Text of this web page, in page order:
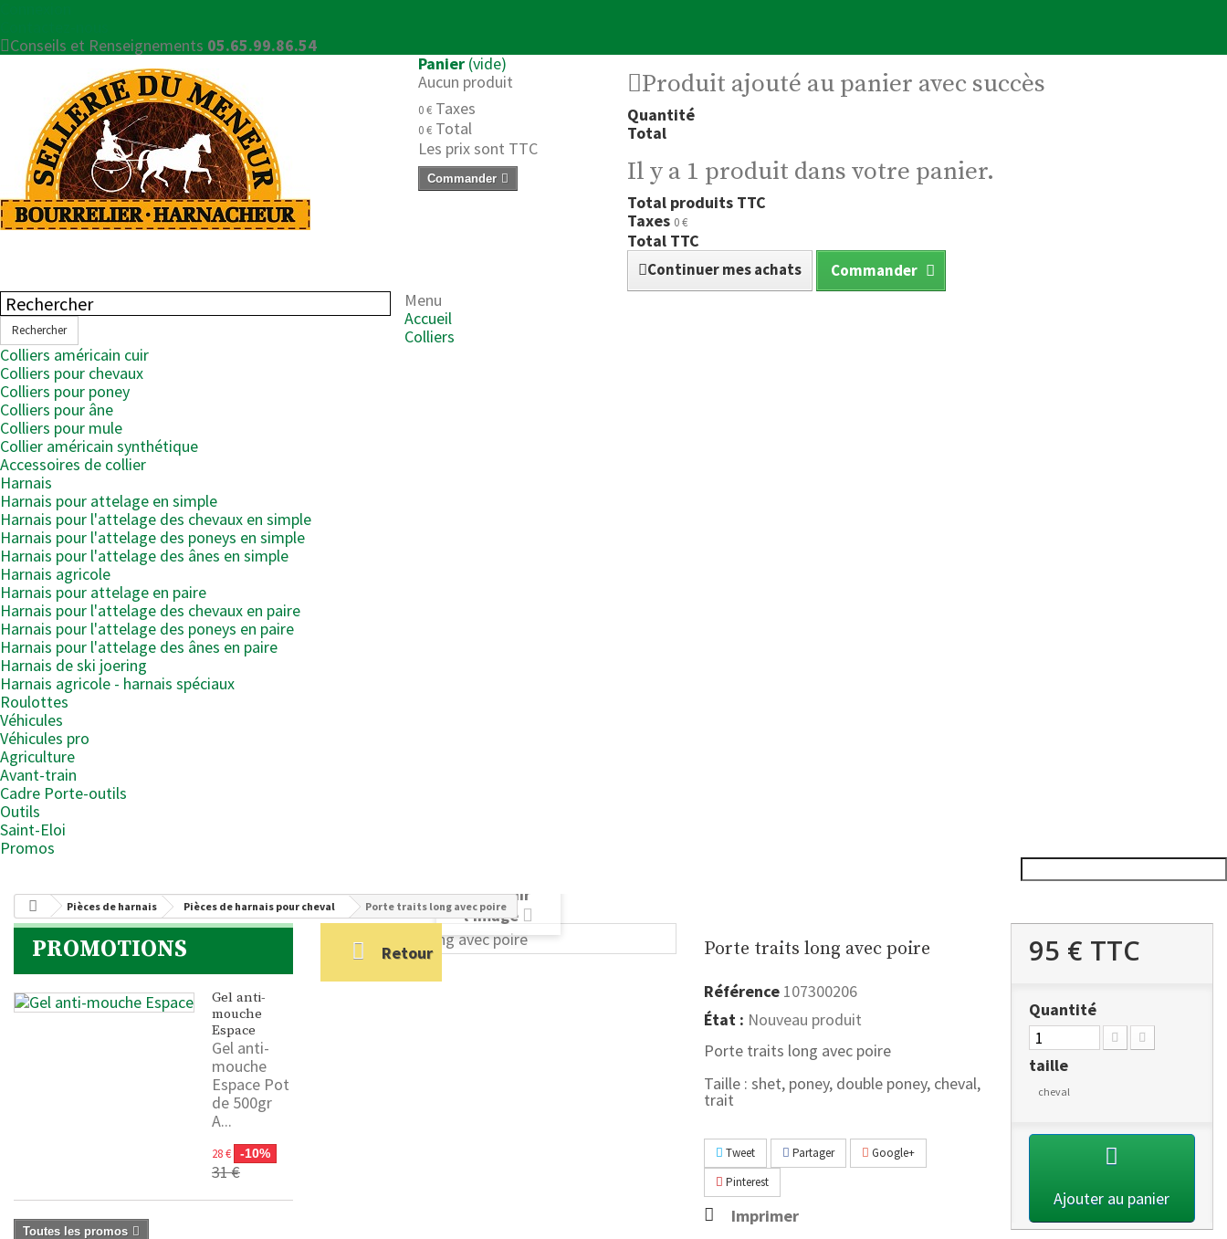
Conseils et Renseignements 05.65.99.86.54
Panier (vide)
Aucun produit
0 € Taxes
0 € Total
Les prix sont TTC
Commander
Produit ajouté au panier avec succès
Quantité
Total
Il y a 1 produit dans votre panier.
Total produits TTC
Taxes 0 €
Total TTC
Continuer mes achats Commander
Rechercher
Menu
Accueil
Colliers
Colliers américain cuir
Colliers pour chevaux
Colliers pour poney
Colliers pour âne
Colliers pour mule
Collier américain synthétique
Accessoires de collier
Harnais
Harnais pour attelage en simple
Harnais pour l'attelage des chevaux en simple
Harnais pour l'attelage des poneys en simple
Harnais pour l'attelage des ânes en simple
Harnais agricole
Harnais pour attelage en paire
Harnais pour l'attelage des chevaux en paire
Harnais pour l'attelage des poneys en paire
Harnais pour l'attelage des ânes en paire
Harnais de ski joering
Harnais agricole - harnais spéciaux
Roulottes
Véhicules
Véhicules pro
Agriculture
Avant-train
Cadre Porte-outils
Outils
Saint-Eloi
Promos
Pièces de harnais Pièces de harnais pour cheval Porte traits long avec poire
PROMOTIONS
Gel anti-
mouche
Espace
Gel anti-
mouche
Espace Pot
de 500gr
A...
28 € -10%
31 €
Toutes les promos
Retour
Agrandir
l'image
Porte traits long avec poire
Référence 107300206
État : Nouveau produit
Porte traits long avec poire
Taille : shet, poney, double poney, cheval,
trait
Tweet Partager
Google+
Pinterest
Imprimer
95 € TTC
Quantité
taille
cheval
Ajouter au panier